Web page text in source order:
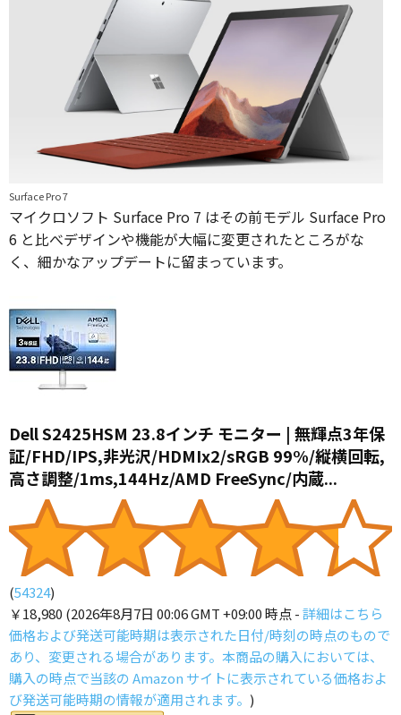
Surface Pro 7
マイクロソフト Surface Pro 7 はその前モデル Surface Pro
6 と比べデザインや機能が大幅に変更されたところがな
く、細かなアップデートに留まっています。
Dell S2425HSM 23.8インチ モニター | 無輝点3年保
証/FHD/IPS,非光沢/HDMIx2/sRGB 99%/縦横回転,
高さ調整/1ms,144Hz/AMD FreeSync/内蔵...
(54324)
￥18,980 (2026年8月7日 00:06 GMT +09:00 時点 -詳細はこちら
価格および発送可能時期は表示された日付/時刻の時点のもので
あり、変更される場合があります。本商品の購入においては、
購入の時点で当該の Amazon サイトに表示されている価格およ
び発送可能時期の情報が適用されます。 )